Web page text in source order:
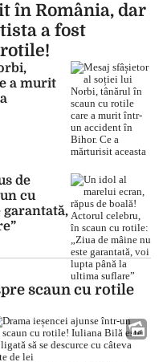
în România, dar
a fost
a murit
de
cu
garantată,
scaun cu rotile